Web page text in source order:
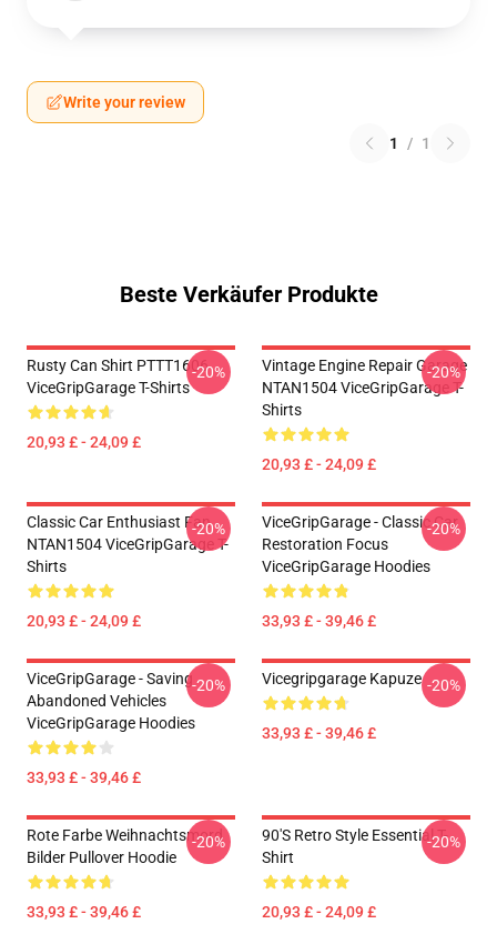
Write your review
1 / 1
Beste Verkäufer Produkte
Rusty Can Shirt PTTT1606
ViceGripGarage T-Shirts
20,93 £ - 24,09 £
-20%
Vintage Engine Repair Garage
NTAN1504 ViceGripGarage T-
Shirts
20,93 £ - 24,09 £
-20%
Classic Car Enthusiast Fan
NTAN1504 ViceGripGarage T-
Shirts
20,93 £ - 24,09 £
-20%
ViceGripGarage - Classic Car
Restoration Focus
ViceGripGarage Hoodies
33,93 £ - 39,46 £
-20%
ViceGripGarage - Saving
Abandoned Vehicles
ViceGripGarage Hoodies
33,93 £ - 39,46 £
-20% Vicegripgarage Kapuze
33,93 £ - 39,46 £
-20%
Rote Farbe Weihnachtsmord
Bilder Pullover Hoodie
33,93 £ - 39,46 £
-20%
90's Retro Style Essential T-
Shirt
20,93 £ - 24,09 £
-20%